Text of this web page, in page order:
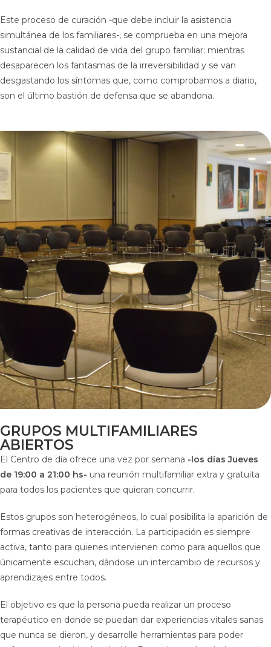
Este proceso de curación -que debe incluir la asistencia
simultánea de los familiares-, se comprueba en una mejora
sustancial de la calidad de vida del grupo familiar; mientras
desaparecen los fantasmas de la irreversibilidad y se van
desgastando los síntomas que, como comprobamos a diario,
son el último bastión de defensa que se abandona.
GRUPOS MULTIFAMILIARES
ABIERTOS
El Centro de día ofrece una vez por semana -los días Jueves
de 19:00 a 21:00 hs- una reunión multifamiliar extra y gratuita
para todos los pacientes que quieran concurrir.
Estos grupos son heterogéneos, lo cual posibilita la aparición de
formas creativas de interacción. La participación es siempre
activa, tanto para quienes intervienen como para aquellos que
únicamente escuchan, dándose un intercambio de recursos y
aprendizajes entre todos.
El objetivo es que la persona pueda realizar un proceso
terapéutico en donde se puedan dar experiencias vitales sanas
que nunca se dieron, y desarrolle herramientas para poder